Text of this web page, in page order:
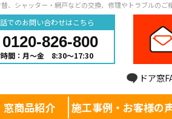
シャッター・網戸などの交換、修理やトラブルのご
でのお問い合わせはこちら
0120-826-800
時間：月～金 8:30～17:30
ドア窓
窓商品紹介 施工事例・お客様の